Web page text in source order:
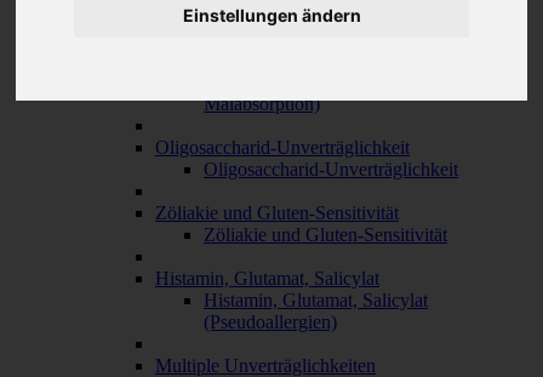
Einstellungen ändern
Laktose-Intoleranz
Malabsorption)
Oligosaccharid-Unverträglichkeit
Oligosaccharid-Unverträglichkeit
Zöliakie und Gluten-Sensitivität
Zöliakie und Gluten-Sensitivität
Histamin, Glutamat, Salicylat
Histamin, Glutamat, Salicylat
(Pseudoallergien)
Multiple Unverträglichkeiten